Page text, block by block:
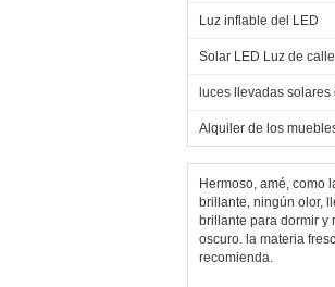
Luz inflable del LED
Solar LED Luz de calle
luces llevadas solares
Alquiler de los
Hermoso, amé, como
brillante, ningún olor,
brillante para dormir y
oscuro. la materia
recomienda.